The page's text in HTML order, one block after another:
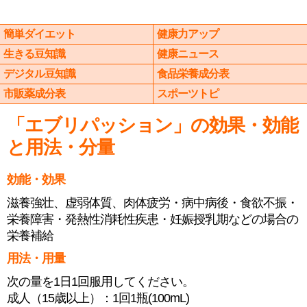
簡単ダイエット
健康力アップ
生きる豆知識
健康ニュース
デジタル豆知識
食品栄養成分表
市販薬成分表
スポーツトピ
「エブリパッション」の効果・効能
と用法・分量
効能・効果
滋養強壮、虚弱体質、肉体疲労・病中病後・食欲不振・
栄養障害・発熱性消耗性疾患・妊娠授乳期などの場合の
栄養補給
用法・用量
次の量を1日1回服用してください。
成人（15歳以上）：1回1瓶(100mL)